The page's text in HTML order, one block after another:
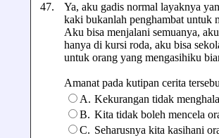
47.
Ya, aku gadis normal layaknya
kaki bukanlah penghambat untuk
Aku bisa menjalani semuanya,
hanya di kursi roda, aku bisa
untuk orang yang mengasihiku
Amanat pada kutipan cerita
A. Kekurangan tidak
B. Kita tidak boleh mencela
C. Seharusnya kita kasihani